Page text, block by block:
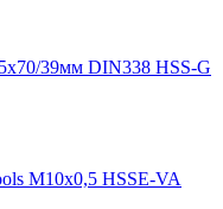
39мм DIN338 HSS-G
М10х0,5 HSSE-VA